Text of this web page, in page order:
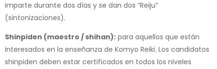
imparte durante dos días y se dan dos “Reiju”
(sintonizaciones).
Shinpiden (maestro / shihan): para aquellos que están
interesados en la enseñanza de Komyo Reiki. Los candidatos
shinpiden deben estar certificados en todos los niveles